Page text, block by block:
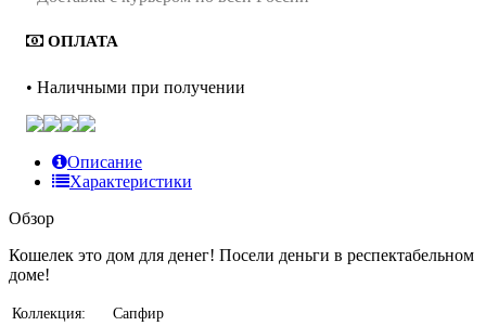
ОПЛАТА
• Наличными при получении
Описание
Характеристики
Обзор
Кошелек это дом для денег! Посели деньги в респектабельном
доме!
Коллекция:
Сапфир